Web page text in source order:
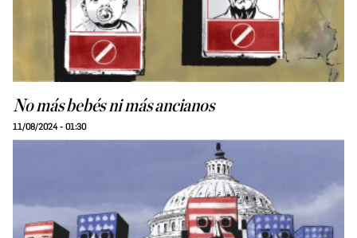
No más bebés ni más ancianos
11/08/2024 - 01:30